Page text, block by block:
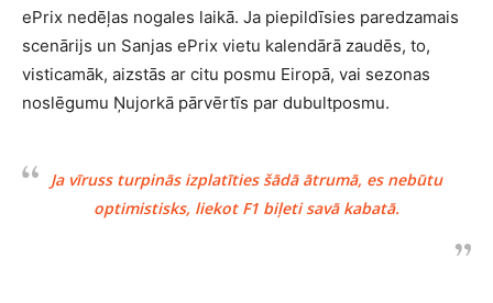
ePrix nedēļas nogales laikā. Ja piepildīsies paredzamais
scenārijs un Sanjas ePrix vietu kalendārā zaudēs, to,
visticamāk, aizstās ar citu posmu Eiropā, vai sezonas
noslēgumu Ņujorkā pārvērtīs par dubultposmu.
Ja vīruss turpinās izplatīties šādā ātrumā, es nebūtu
optimistisks, liekot F1 biļeti savā kabatā.